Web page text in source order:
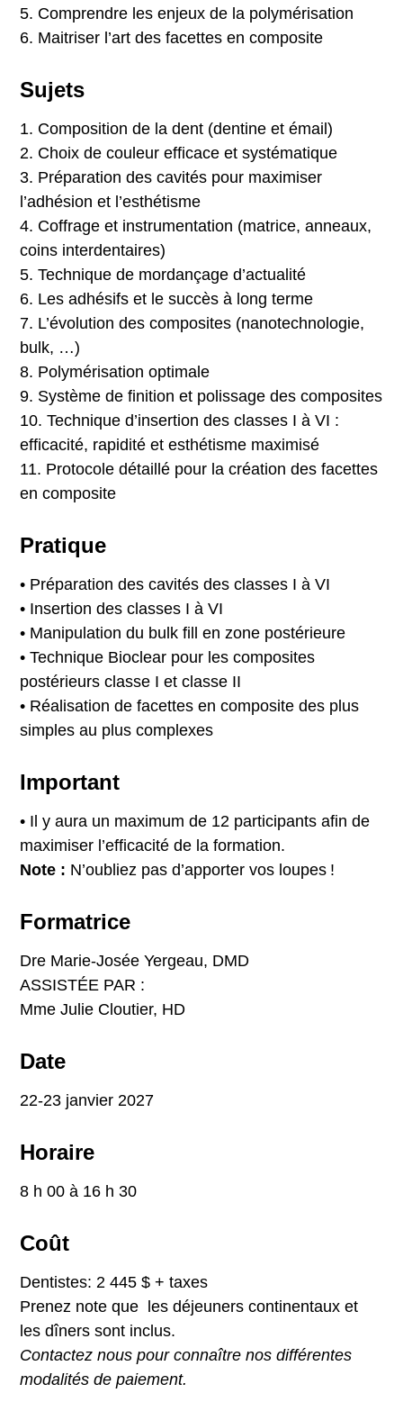
5. Comprendre les enjeux de la polymérisation
6. Maitriser l’art des facettes en composite
Sujets
1. Composition de la dent (dentine et émail)
2. Choix de couleur efficace et systématique
3. Préparation des cavités pour maximiser
l’adhésion et l’esthétisme
4. Coffrage et instrumentation (matrice, anneaux,
coins interdentaires)
5. Technique de mordançage d’actualité
6. Les adhésifs et le succès à long terme
7. L’évolution des composites (nanotechnologie,
bulk, …)
8. Polymérisation optimale
9. Système de finition et polissage des composites
10. Technique d’insertion des classes I à VI :
efficacité, rapidité et esthétisme maximisé
11. Protocole détaillé pour la création des facettes
en composite
Pratique
• Préparation des cavités des classes I à VI
• Insertion des classes I à VI
• Manipulation du bulk fill en zone postérieure
• Technique Bioclear pour les composites
postérieurs classe I et classe II
• Réalisation de facettes en composite des plus
simples au plus complexes
Important
• Il y aura un maximum de 12 participants afin de
maximiser l’efficacité de la formation.
Note : N’oubliez pas d’apporter vos loupes !
Formatrice
Dre Marie-Josée Yergeau, DMD
ASSISTÉE PAR :
Mme Julie Cloutier, HD
Date
22-23 janvier 2027
Horaire
8 h 00 à 16 h 30
Coût
Dentistes: 2 445 $ + taxes
Prenez note que les déjeuners continentaux et
les dîners sont inclus.
Contactez nous pour connaître nos différentes
modalités de paiement.